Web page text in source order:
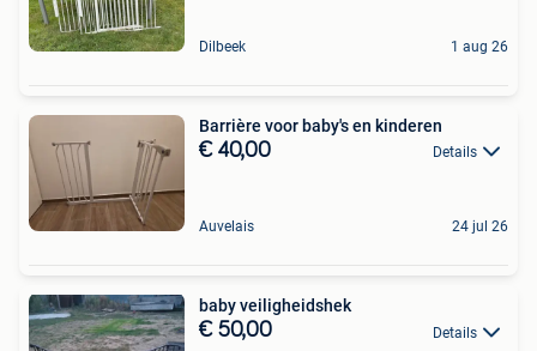
Dilbeek 1 aug 26
Barrière voor baby's en kinderen
€ 40,00 Details
Auvelais 24 jul 26
baby veiligheidshek
€ 50,00 Details